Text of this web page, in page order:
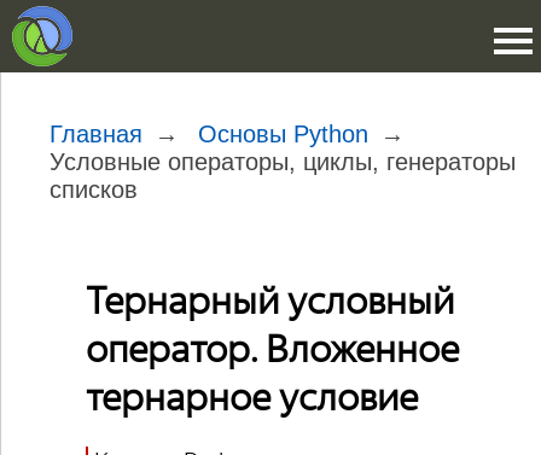
Главная
Основы Python
Условные операторы, циклы, генераторы
списков
Тернарный условный
оператор. Вложенное
тернарное условие